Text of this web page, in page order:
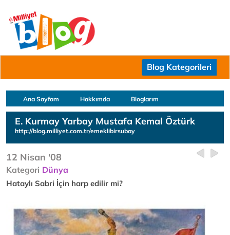
Blog Kategorileri
Ana Sayfam Hakkımda Bloglarım
E. Kurmay Yarbay Mustafa Kemal Öztürk
http://blog.milliyet.com.tr/emeklibirsubay
12 Nisan '08
Kategori Dünya
Hataylı Sabri İçin harp edilir mi?